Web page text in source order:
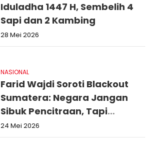
Iduladha 1447 H, Sembelih 4
Sapi dan 2 Kambing
28 Mei 2026
NASIONAL
Farid Wajdi Soroti Blackout
Sumatera: Negara Jangan
Sibuk Pencitraan, Tapi
Perkuat Ketahanan Energi
24 Mei 2026